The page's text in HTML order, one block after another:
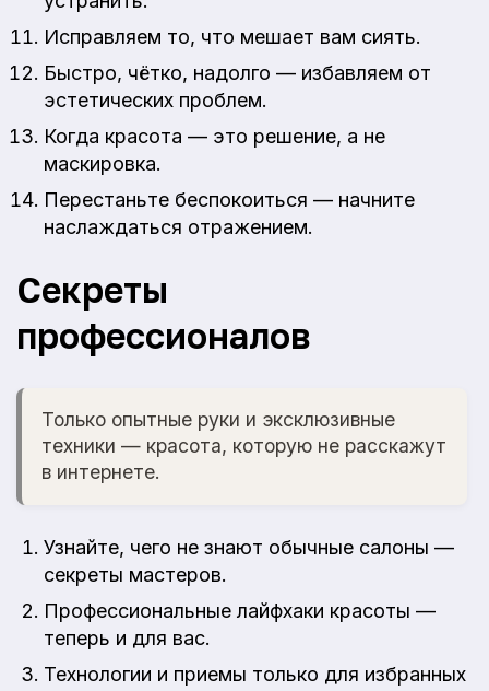
Исправляем то, что мешает вам сиять.
Быстро, чётко, надолго — избавляем от
эстетических проблем.
Когда красота — это решение, а не
маскировка.
Перестаньте беспокоиться — начните
наслаждаться отражением.
Секреты
профессионалов
Только опытные руки и эксклюзивные
техники — красота, которую не расскажут
в интернете.
Узнайте, чего не знают обычные салоны —
секреты мастеров.
Профессиональные лайфхаки красоты —
теперь и для вас.
Технологии и приемы только для избранных